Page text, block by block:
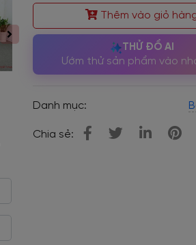
Thêm vào giỏ
THỬ ĐỒ AI
Ướm thử sản phẩm vào
Danh mục:
Chia sẻ: